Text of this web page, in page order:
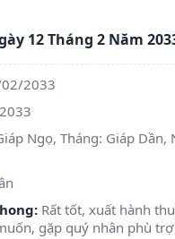
12 Tháng 2 Năm
2033
Ngọ, Tháng: Giáp Dần,
Rất tốt, xuất hành
gặp quý nhân phù trợ